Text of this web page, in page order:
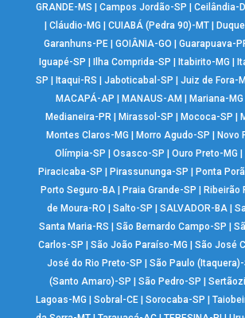
GRANDE-MS
Campos Jordão-SP Ceilândia-
Cláudio-MG CUIABÁ (Pedra 90)-MT|
Garanhuns-PE |GOIÂNIA-GO |Guarapuava-
Iguapé-SP
Ilha Comprida-SP Itabirito-MG
SP
Itaqui-RS |Jaboticabal-SP |Juiz de Fora-
MACAPÁ-AP
MANAUS-AM Mariana-MG
Medianeira-PR
Mirassol-SP Mococa-SP
Montes Claros-MG
Morro Agudo-SP Novo
Olímpia-SP
|Osasco-SP |Ouro Preto-MG
Piracicaba-SP
Pirassununga-SP Ponta
Porto Seguro-BA| Praia Grande-SP Ribeirão
de Moura-RO
|Salto-SP |SALVADOR-BA |
Santa Maria-RS
São Bernardo Campo-SP
Carlos-SP
São João Paraíso-MG São José
José do Rio Preto-SP
São Paulo (Itaquera)-
(Santo Amaro)-SP
São Pedro-SP
Lagoas-MG
|Sobral-CE |Sorocaba-SP |